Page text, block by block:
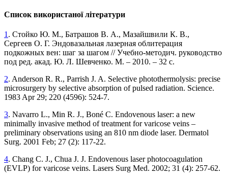
Список використаної літератури
1 . Стойко Ю. М., Батрашов В. А., Мазайшвили К. В.,
Сергеев О. Г. Эндовазальная лазерная облитерация
подкожных вен: шаг за шагом // Учебно-методич. руководство
под ред. акад. Ю. Л. Шевченко. М. – 2010. – 32 с.
2. Anderson R. R., Parrish J. A. Selective photothermolysis: precise
microsurgery by selective absorption of pulsed radiation. Science.
1983 Apr 29; 220 (4596): 524-7.
3. Navarro L., Min R. J., Boné C. Endovenous laser: a new
minimally invasive method of treatment for varicose veins –
preliminary observations using an 810 nm diode laser. Dermatol
Surg. 2001 Feb; 27 (2): 117-22.
4. Chang C. J., Chua J. J. Endovenous laser photocoagulation
(EVLP) for varicose veins. Lasers Surg Med. 2002; 31 (4): 257-62.